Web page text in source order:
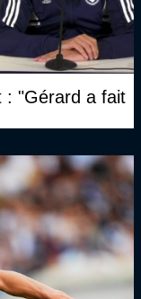
: "Gérard a fait